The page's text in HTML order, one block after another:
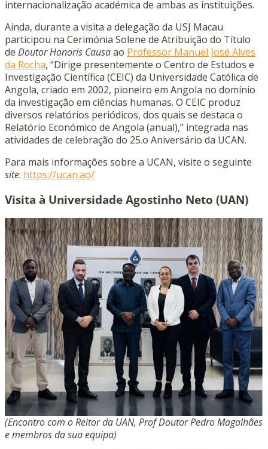
internacionalização académica de ambas as instituições.
Ainda, durante a visita a delegação da USJ Macau
participou na Cerimónia Solene de Atribuição do Título
de Doutor Honoris Causaao Professor Manuel José Alves
da Rocha, “Dirige presentemente o Centro de Estudos e
Investigação Científica (CEIC) da Universidade Católica de
Angola, criado em 2002, pioneiro em Angola no domínio
da investigação em ciências humanas. O CEIC produz
diversos relatórios periódicos, dos quais se destaca o
Relatório Económico de Angola (anual),” integrada nas
atividades de celebração do 25.o Aniversário da UCAN.
Para mais informações sobre a UCAN, visite o seguinte
site: https://ucan.ao/
Visita à Universidade Agostinho Neto (UAN)
(Encontro com o Reitor da UAN, Prof Doutor Pedro Magalhães
e membros da sua equipa)